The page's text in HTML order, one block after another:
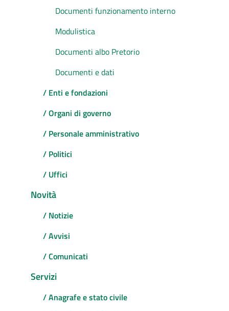
Documenti funzionamento interno
Modulistica
Documenti albo Pretorio
Documenti e dati
/ Enti e fondazioni
/ Organi di governo
/ Personale amministrativo
/ Politici
/ Uffici
Novità
/ Notizie
/ Avvisi
/ Comunicati
Servizi
/ Anagrafe e stato civile